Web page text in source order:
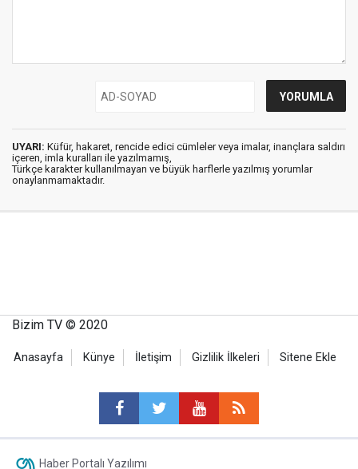
UYARI: Küfür, hakaret, rencide edici cümleler veya imalar, inançlara saldırı
içeren, imla kuralları ile yazılmamış,
Türkçe karakter kullanılmayan ve büyük harflerle yazılmış yorumlar
onaylanmamaktadır.
Bizim TV © 2020
Anasayfa Künye İletişim Gizlilik İlkeleri Sitene Ekle
Haber Portalı Yazılımı